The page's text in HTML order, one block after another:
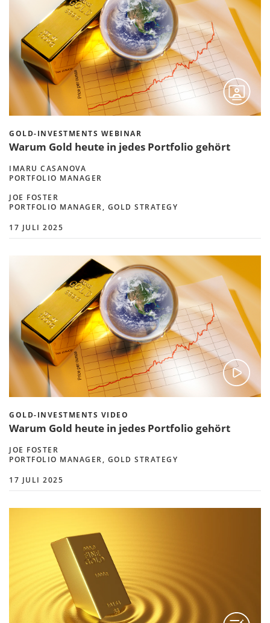
GOLD-INVESTMENTS WEBINAR
Warum Gold heute in jedes Portfolio gehört
IMARU CASANOVA
PORTFOLIO MANAGER
JOE FOSTER
PORTFOLIO MANAGER, GOLD STRATEGY
17 JULI 2025
GOLD-INVESTMENTS VIDEO
Warum Gold heute in jedes Portfolio gehört
JOE FOSTER
PORTFOLIO MANAGER, GOLD STRATEGY
17 JULI 2025